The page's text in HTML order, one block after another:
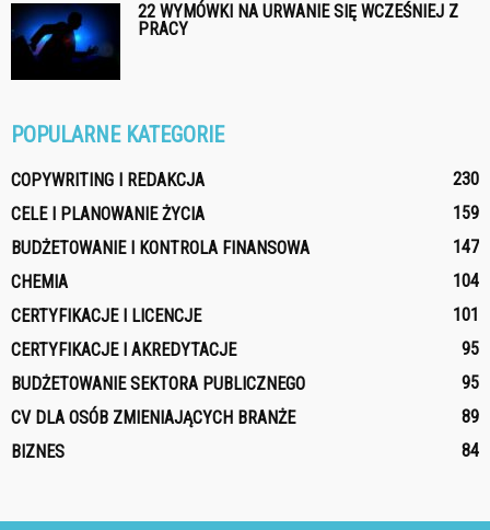
22 WYMÓWKI NA URWANIE SIĘ WCZEŚNIEJ Z
PRACY
POPULARNE KATEGORIE
COPYWRITING I REDAKCJA
230
CELE I PLANOWANIE ŻYCIA
159
BUDŻETOWANIE I KONTROLA FINANSOWA
147
CHEMIA
104
CERTYFIKACJE I LICENCJE
101
CERTYFIKACJE I AKREDYTACJE
95
BUDŻETOWANIE SEKTORA PUBLICZNEGO
95
CV DLA OSÓB ZMIENIAJĄCYCH BRANŻE
89
BIZNES
84